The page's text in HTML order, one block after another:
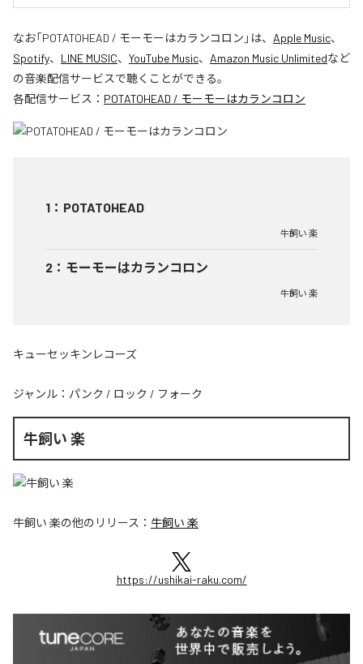
なお「POTATOHEAD / モーモーはカランコロン 」は、 Apple Music、
Spotify、 LINE MUSIC、 YouTube Music、 Amazon Music Unlimitedなど
の音楽配信サービスで聴くことができる。
各配信サービス： POTATOHEAD / モーモーはカランコロン
1 ： POTATOHEAD
牛飼い 楽
2 ： モーモーはカランコロン
牛飼い 楽
キューセッキンレコーズ
ジャンル： パンク / ロック / フォーク
牛飼い 楽
牛飼い 楽の他のリリース： 牛飼い 楽
https://ushikai-raku.com/